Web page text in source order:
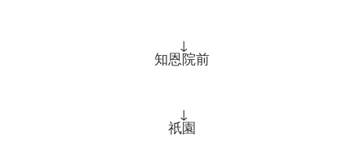
↓
知恩院前
↓
祇園